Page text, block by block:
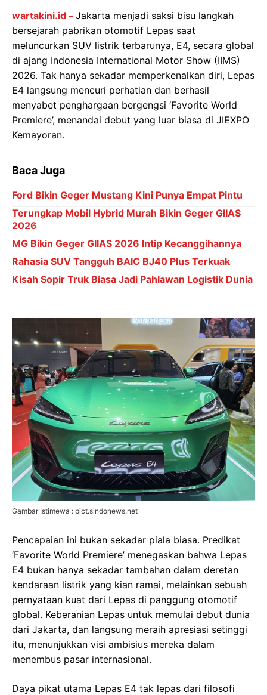
wartakini.id – Jakarta menjadi saksi bisu langkah
bersejarah pabrikan otomotif Lepas saat
meluncurkan SUV listrik terbarunya, E4, secara global
di ajang Indonesia International Motor Show (IIMS)
2026. Tak hanya sekadar memperkenalkan diri, Lepas
E4 langsung mencuri perhatian dan berhasil
menyabet penghargaan bergengsi ‘Favorite World
Premiere’, menandai debut yang luar biasa di JIEXPO
Kemayoran.
Baca Juga
Ford Bikin Geger Mustang Kini Punya Empat Pintu
Terungkap Mobil Hybrid Murah Bikin Geger GIIAS
2026
MG Bikin Geger GIIAS 2026 Intip Kecanggihannya
Rahasia SUV Tangguh BAIC BJ40 Plus Terkuak
Kisah Sopir Truk Biasa Jadi Pahlawan Logistik Dunia
Gambar Istimewa : pict.sindonews.net
Pencapaian ini bukan sekadar piala biasa. Predikat
‘Favorite World Premiere’ menegaskan bahwa Lepas
E4 bukan hanya sekadar tambahan dalam deretan
kendaraan listrik yang kian ramai, melainkan sebuah
pernyataan kuat dari Lepas di panggung otomotif
global. Keberanian Lepas untuk memulai debut dunia
dari Jakarta, dan langsung meraih apresiasi setinggi
itu, menunjukkan visi ambisius mereka dalam
menembus pasar internasional.
Daya pikat utama Lepas E4 tak lepas dari filosofi